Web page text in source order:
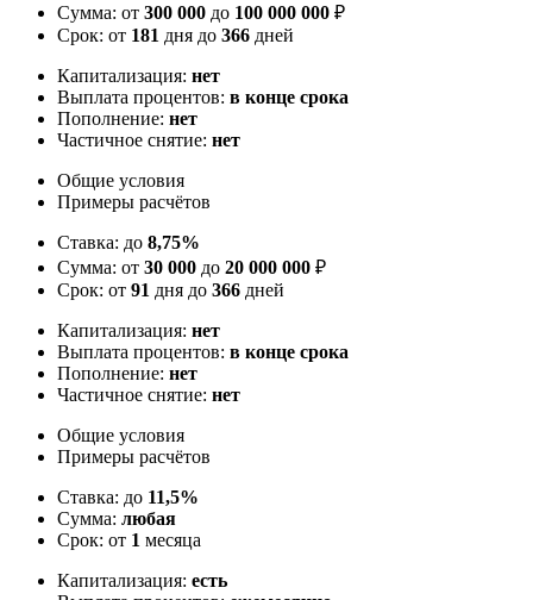
Сумма: от 300 000 до 100 000 000 ₽
Срок: от 181 дня до 366 дней
Капитализация: нет
Выплата процентов: в конце срока
Пополнение: нет
Частичное снятие: нет
Общие условия
Примеры расчётов
Ставка: до 8,75%
Сумма: от 30 000 до 20 000 000 ₽
Срок: от 91 дня до 366 дней
Капитализация: нет
Выплата процентов: в конце срока
Пополнение: нет
Частичное снятие: нет
Общие условия
Примеры расчётов
Ставка: до 11,5%
Сумма: любая
Срок: от 1 месяца
Капитализация: есть